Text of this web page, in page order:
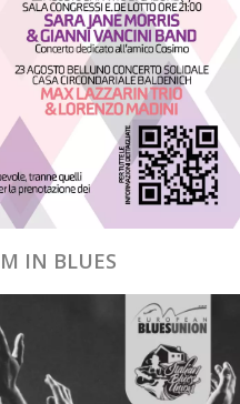
IN BLUES